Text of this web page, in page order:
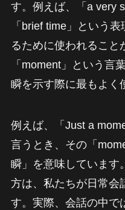
す。例えば、「a very
「brief time」という
るために使われること
「moment」という言
瞬を示す際に最もよく
例えば、「Just a
言うとき、その「
瞬」を意味しています
方は、私たちが日常会
す。実際、会話の中で